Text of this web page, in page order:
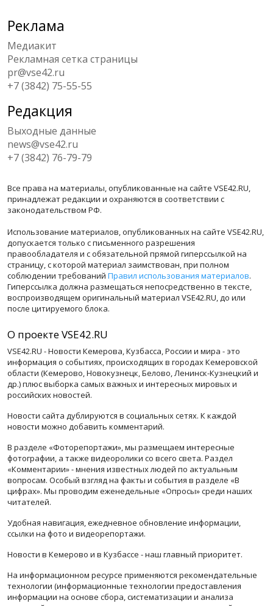
Реклама
Медиакит
Рекламная сетка страницы
pr@vse42.ru
+7 (3842) 75-55-55
Редакция
Выходные данные
news@vse42.ru
+7 (3842) 76-79-79
Все права на материалы, опубликованные на сайте VSE42.RU,
принадлежат редакции и охраняются в соответствии с
законодательством РФ.
Использование материалов, опубликованных на сайте VSE42.RU,
допускается только с письменного разрешения
правообладателя и с обязательной прямой гиперссылкой на
страницу, с которой материал заимствован, при полном
соблюдении требований Правил использования материалов.
Гиперссылка должна размещаться непосредственно в тексте,
воспроизводящем оригинальный материал VSE42.RU, до или
после цитируемого блока.
О проекте VSE42.RU
VSE42.RU - Новости Кемерова, Кузбасса, России и мира - это
информация о событиях, происходящих в городах Кемеровской
области (Кемерово, Новокузнецк, Белово, Ленинск-Кузнецкий и
др.) плюс выборка самых важных и интересных мировых и
российских новостей.
Новости сайта дублируются в социальных сетях. К каждой
новости можно добавить комментарий.
В разделе «Фоторепортажи», мы размещаем интересные
фотографии, а также видеоролики со всего света. Раздел
«Комментарии» - мнения известных людей по актуальным
вопросам. Особый взгляд на факты и события в разделе «В
цифрах». Мы проводим еженедельные «Опросы» среди наших
читателей.
Удобная навигация, ежедневное обновление информации,
ссылки на фото и видеорепортажи.
Новости в Кемерово и в Кузбассе - наш главный приоритет.
На информационном ресурсе применяются рекомендательные
технологии (информационные технологии предоставления
информации на основе сбора, систематизации и анализа